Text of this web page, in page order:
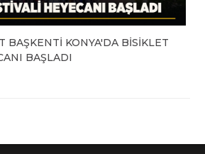
BAŞKENTİ KONYA'DA BİSİKLET
BAŞLADI